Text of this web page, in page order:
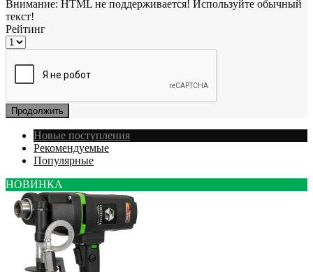
Внимание: HTML не поддерживается! Используйте обычный
текст!
Рейтинг
Продолжить
Новые поступления
Рекомендуемые
Популярные
НОВИНКА